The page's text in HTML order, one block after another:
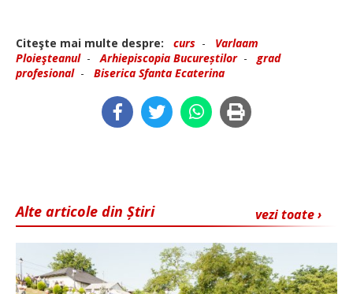
Citeşte mai multe despre: curs - Varlaam
Ploieşteanul-Arhiepiscopia Bucureștilor- grad
profesional- Biserica Sfanta Ecaterina
vezi toate ›
Alte articole din Știri